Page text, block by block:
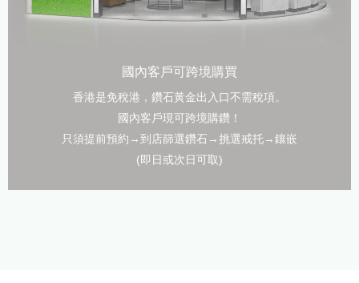
國內客戶可跨境購買
香港是免稅港，鑽石黃金出入口不需稅項。
國內客戶現可跨境購鑽！
只須提前預約→到店篩選鑽石→挑選戒托→鑲嵌
(即日或次日可取)